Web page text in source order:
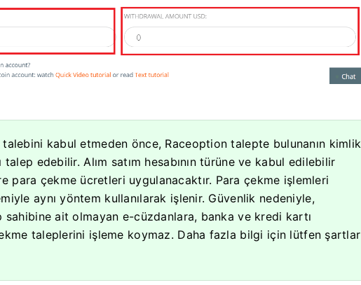
talebini kabul etmeden önce, Raceoption talepte bulunanın kimlik
talep edebilir. Alım satım hesabının türüne ve kabul edilebilir
para çekme ücretleri uygulanacaktır. Para çekme işlemleri
aynı yöntem kullanılarak işlenir. Güvenlik nedeniyle,
ait olmayan e-cüzdanlara, banka ve kredi kartı
taleplerini işleme koymaz. Daha fazla bilgi için lütfen şartlar